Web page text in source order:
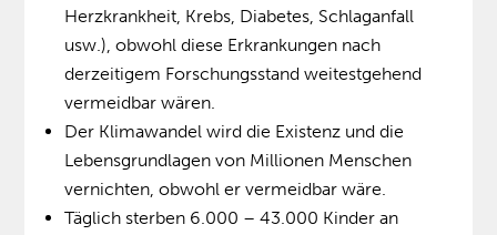
Herzkrankheit, Krebs, Diabetes, Schlaganfall
usw.), obwohl diese Erkrankungen nach
derzeitigem Forschungsstand weitestgehend
vermeidbar wären.
Der Klimawandel wird die Existenz und die
Lebensgrundlagen von Millionen Menschen
vernichten, obwohl er vermeidbar wäre.
Täglich sterben 6.000 – 43.000 Kinder an